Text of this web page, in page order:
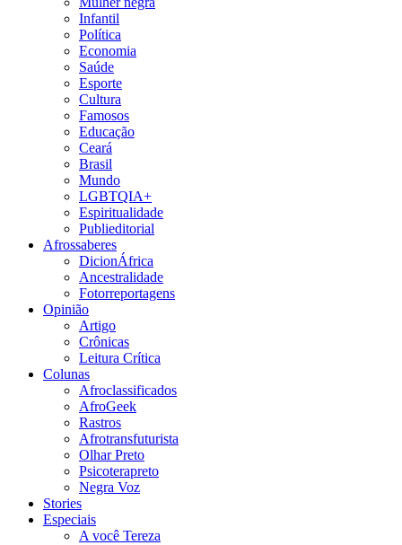
Infantil
Política
Economia
Saúde
Esporte
Cultura
Famosos
Educação
Ceará
Brasil
Mundo
LGBTQIA+
Espiritualidade
Publieditorial
Afrossaberes
DicionÁfrica
Ancestralidade
Fotorreportagens
Opinião
Artigo
Crônicas
Leitura Crítica
Colunas
Afroclassificados
AfroGeek
Rastros
Afrotransfuturista
Olhar Preto
Psicoterapreto
Negra Voz
Stories
Especiais
A você Tereza